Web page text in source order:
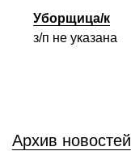
Уборщица/к
з/п не указана
Архив новостей